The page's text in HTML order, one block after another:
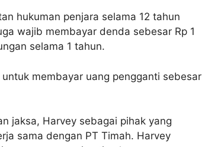
hukuman penjara selama 12 tahun
wajib membayar denda sebesar Rp 1
selama 1 tahun.
membayar uang pengganti sebesar
jaksa, Harvey sebagai pihak yang
sama dengan PT Timah. Harvey